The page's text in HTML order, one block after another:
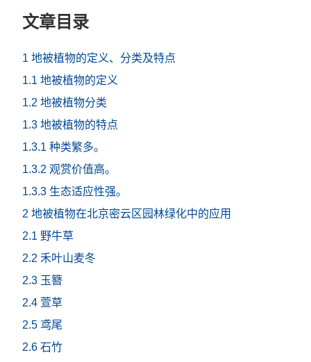
文章目录
1 地被植物的定义、分类及特点
1.1 地被植物的定义
1.2 地被植物分类
1.3 地被植物的特点
1.3.1 种类繁多。
1.3.2 观赏价值高。
1.3.3 生态适应性强。
2 地被植物在北京密云区园林绿化中的应用
2.1 野牛草
2.2 禾叶山麦冬
2.3 玉簪
2.4 萱草
2.5 鸢尾
2.6 石竹